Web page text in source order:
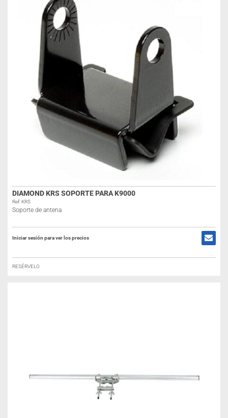
DIAMOND KRS SOPORTE PARA K9000
Ref: KRS
Soporte de antena
Iniciar sesión para ver los precios
RESÉRVELO